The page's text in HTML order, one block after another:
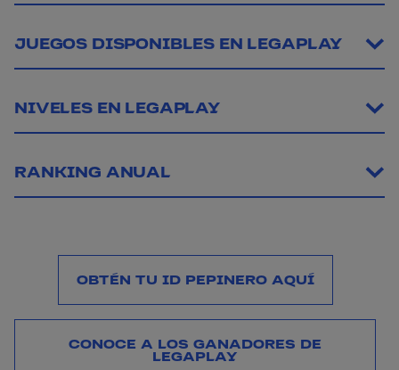
JUEGOS DISPONIBLES EN LEGAPLAY
NIVELES EN LEGAPLAY
RANKING ANUAL
OBTÉN TU ID PEPINERO AQUÍ
CONOCE A LOS GANADORES DE
LEGAPLAY